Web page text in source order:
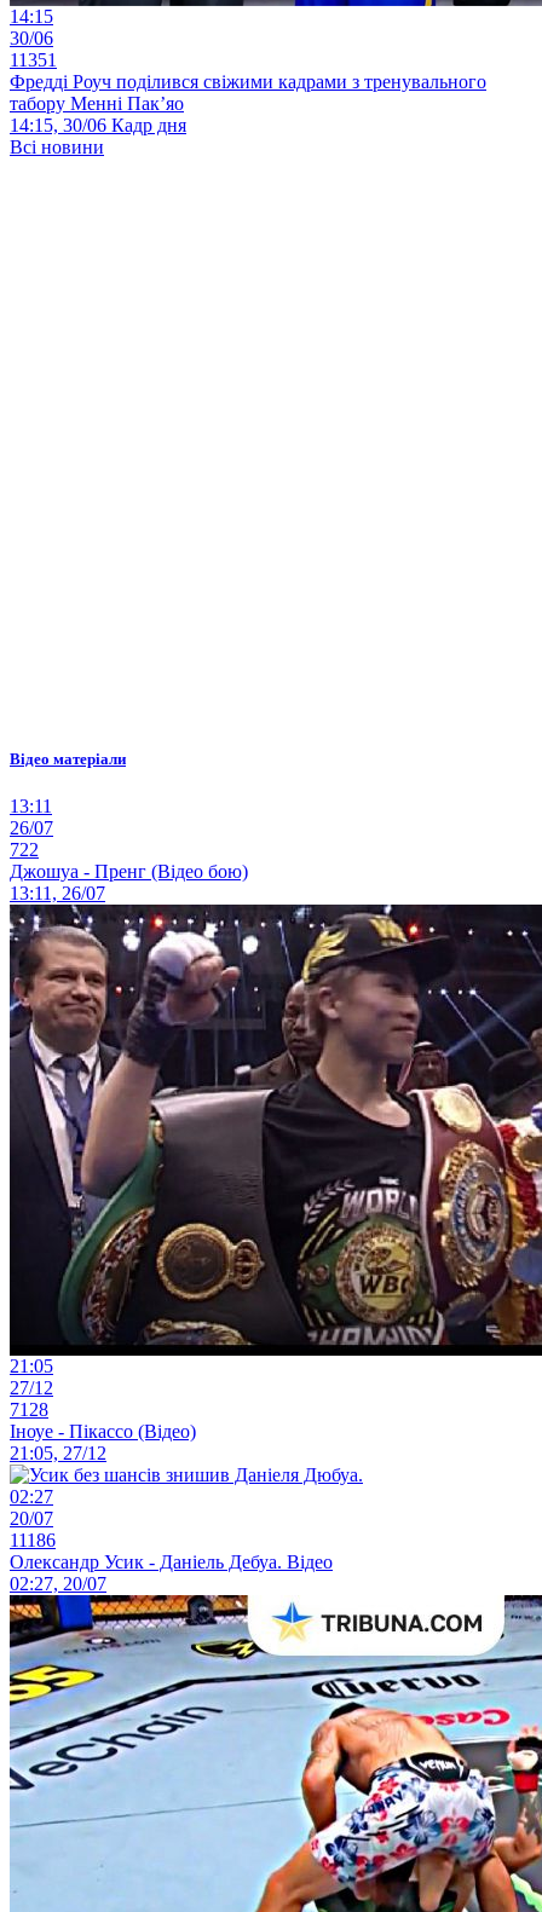
14:15
30/06
11351
Фредді Роуч поділився свіжими кадрами з тренувального
табору Менні Пак’яо
14:15, 30/06 Кадр дня
Всі новини
Відео матеріали
13:11
26/07
722
Джошуа - Пренг (Відео бою)
13:11, 26/07
21:05
27/12
7128
Іноуе - Пікассо (Відео)
21:05, 27/12
02:27
20/07
11186
Олександр Усик - Даніель Дебуа. Відео
02:27, 20/07